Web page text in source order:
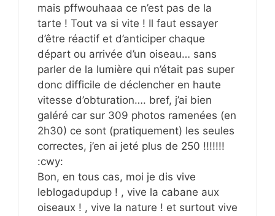
mais pffwouhaaa ce n’est pas de la
tarte ! Tout va si vite ! Il faut essayer
d’être réactif et d’anticiper chaque
départ ou arrivée d’un oiseau… sans
parler de la lumière qui n’était pas super
donc difficile de déclencher en haute
vitesse d’obturation…. bref, j’ai bien
galéré car sur 309 photos ramenées (en
2h30) ce sont (pratiquement) les seules
correctes, j’en ai jeté plus de 250 !!!!!!!
:cwy:
Bon, en tous cas, moi je dis vive
leblogadupdup ! , vive la cabane aux
oiseaux ! , vive la nature ! et surtout vive